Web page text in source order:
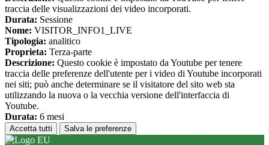
traccia delle visualizzazioni dei video incorporati.
Durata: Sessione
Nome: VISITOR_INFO1_LIVE
Tipologia: analitico
Proprieta: Terza-parte
Descrizione: Questo cookie è impostato da Youtube per tenere
traccia delle preferenze dell'utente per i video di Youtube incorporati
nei siti; può anche determinare se il visitatore del sito web sta
utilizzando la nuova o la vecchia versione dell'interfaccia di
Youtube.
Durata: 6 mesi
Accetta tutti Salva le preferenze